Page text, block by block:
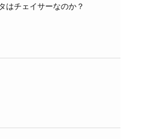
はチェイサーなのか？